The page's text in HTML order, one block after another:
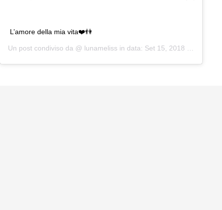
L’amore della mia vita❤️👫
Un post condiviso da @ lunameliss in data: Set 15, 2018 at 12:12 PDT